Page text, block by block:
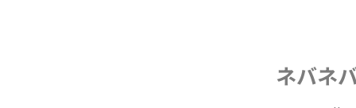
ネバネ